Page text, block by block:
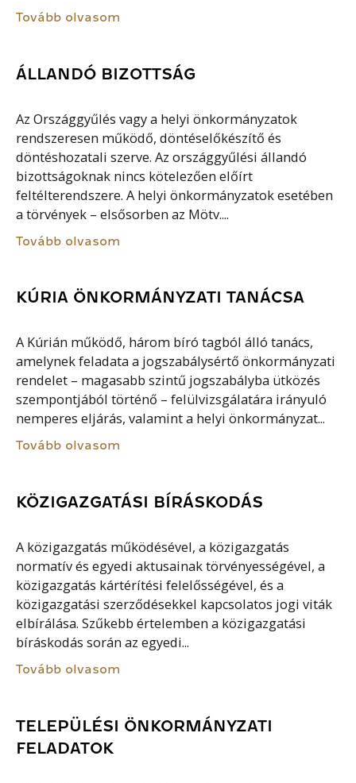
Tovább olvasom
ÁLLANDÓ BIZOTTSÁG
Az Országgyűlés vagy a helyi önkormányzatok
rendszeresen működő, döntéselőkészítő és
döntéshozatali szerve. Az országgyűlési állandó
bizottságoknak nincs kötelezően előírt
feltélterendszere. A helyi önkormányzatok esetében
a törvények – elsősorben az Mötv....
Tovább olvasom
KÚRIA ÖNKORMÁNYZATI TANÁCSA
A Kúrián működő, három bíró tagból álló tanács,
amelynek feladata a jogszabálysértő önkormányzati
rendelet – magasabb szintű jogszabályba ütközés
szempontjából történő – felülvizsgálatára irányuló
nemperes eljárás, valamint a helyi önkormányzat...
Tovább olvasom
KÖZIGAZGATÁSI BÍRÁSKODÁS
A közigazgatás működésével, a közigazgatás
normatív és egyedi aktusainak törvényességével, a
közigazgatás kártérítési felelősségével, és a
közigazgatási szerződésekkel kapcsolatos jogi viták
elbírálása. Szűkebb értelemben a közigazgatási
bíráskodás során az egyedi...
Tovább olvasom
TELEPÜLÉSI ÖNKORMÁNYZATI
FELADATOK